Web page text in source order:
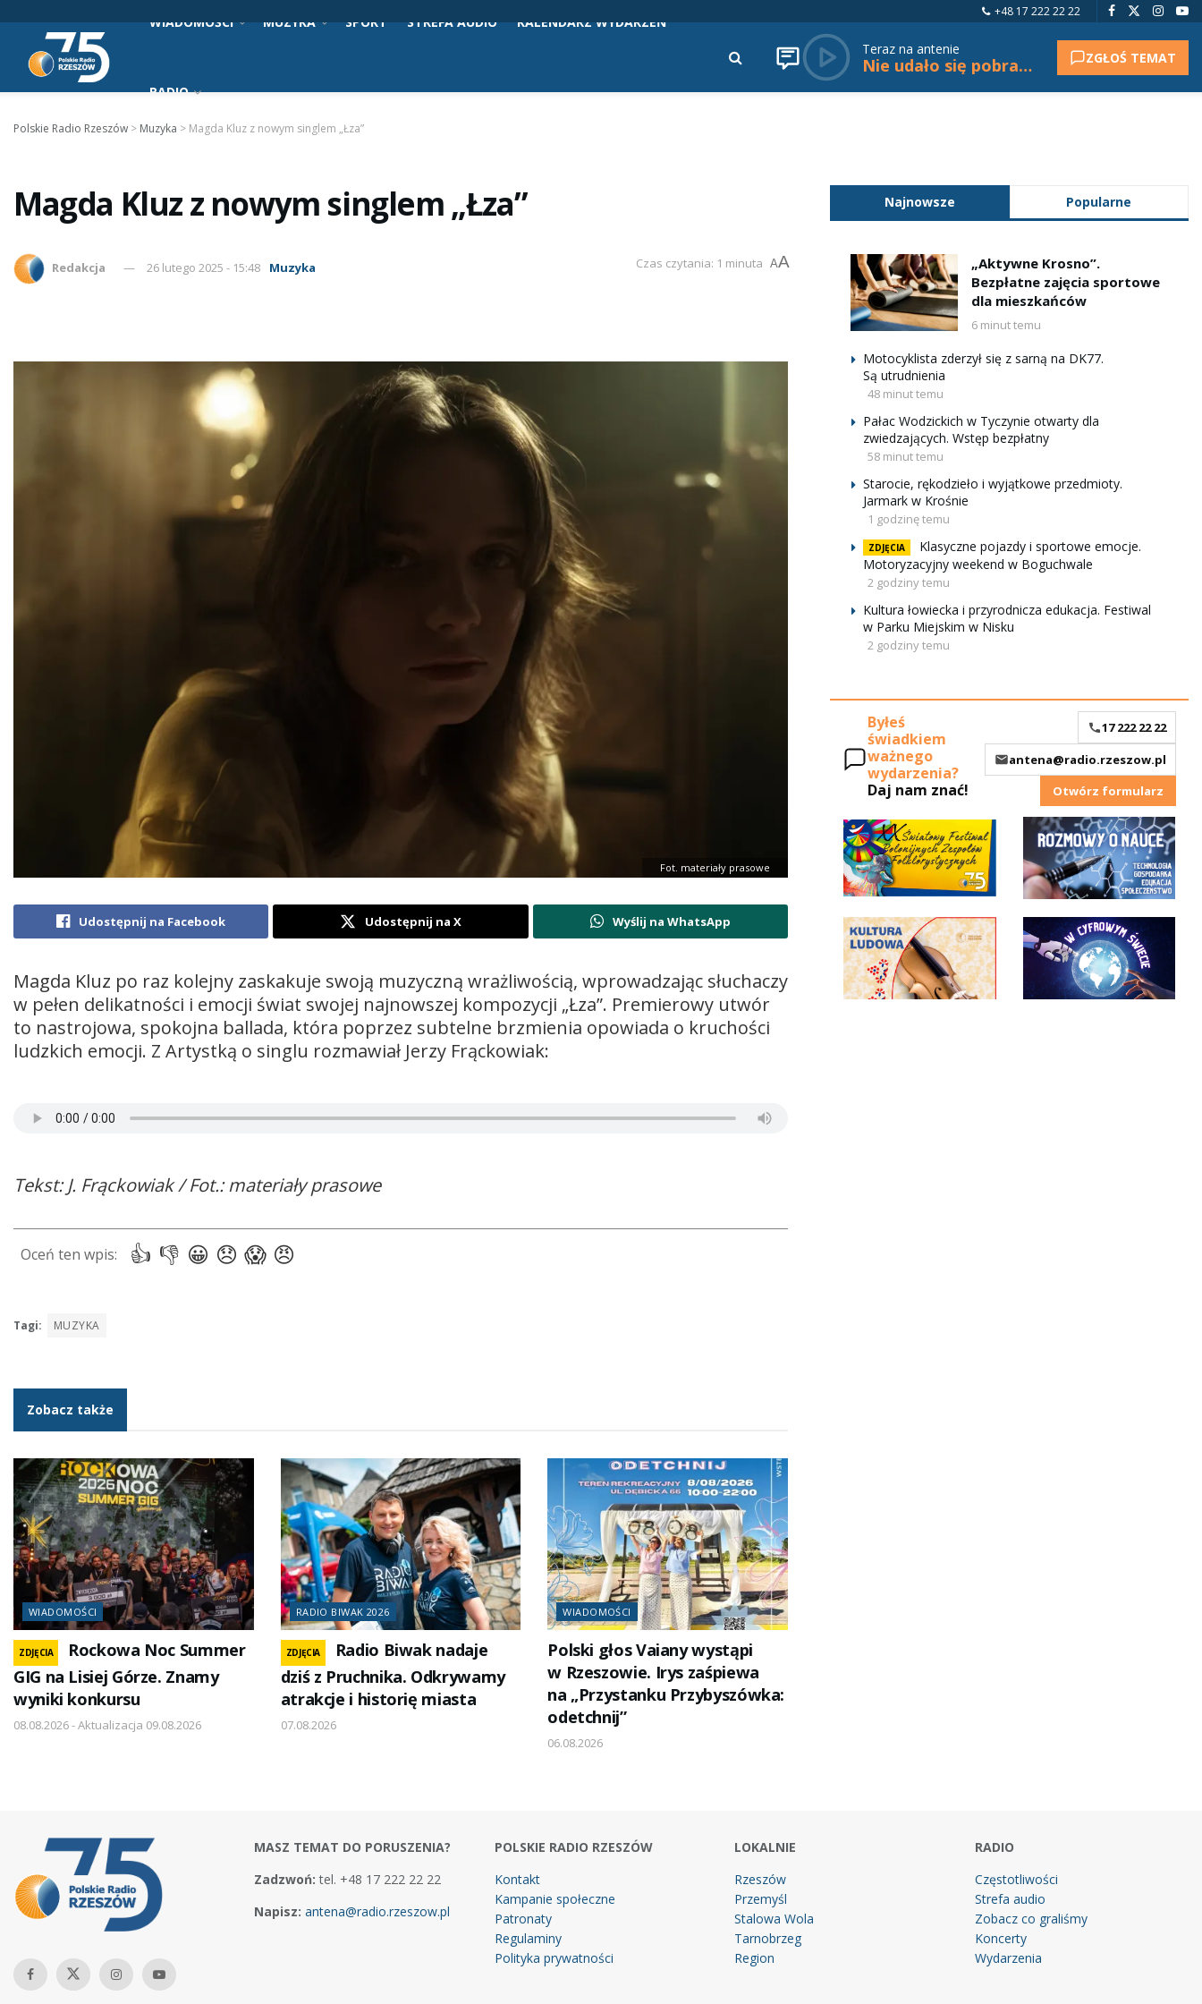
+48 17 222 22 22
WIADOMOŚCI MUZYKA SPORT STREFA AUDIO KALENDARZ WYDARZEŃ
RADIO
Teraz na antenie
Nie udało się pobrać tytułu. ZGŁOŚ TEMAT
Polskie Radio Rzeszów > Muzyka > Magda Kluz z nowym singlem „Łza”
Magda Kluz z nowym singlem „Łza”
Redakcja 26 lutego 2025 - 15:48 Muzyka Czas czytania: 1 minuta AA
Fot. materiały prasowe
Udostępnij na Facebook Udostępnij na X Wyślij na WhatsApp
Magda Kluz po raz kolejny zaskakuje swoją muzyczną wrażliwością, wprowadzając słuchaczy
w pełen delikatności i emocji świat swojej najnowszej kompozycji „Łza”. Premierowy utwór
to nastrojowa, spokojna ballada, która poprzez subtelne brzmienia opowiada o kruchości
ludzkich emocji. Z Artystką o singlu rozmawiał Jerzy Frąckowiak:
Tekst: J. Frąckowiak / Fot.: materiały prasowe
Tagi: MUZYKA
Zobacz także
WIADOMOŚCI
ZDJĘCIA
Rockowa Noc Summer
GIG na Lisiej Górze. Znamy
wyniki konkursu
08.08.2026 - Aktualizacja 09.08.2026
RADIO BIWAK 2026
ZDJĘCIA
Radio Biwak nadaje
dziś z Pruchnika. Odkrywamy
atrakcje i historię miasta
07.08.2026
WIADOMOŚCI
Polski głos Vaiany wystąpi
w Rzeszowie. Irys zaśpiewa
na „Przystanku Przybyszówka:
odetchnij”
06.08.2026
Najnowsze Popularne
„Aktywne Krosno”.
Bezpłatne zajęcia sportowe
dla mieszkańców
6 minut temu
Motocyklista zderzył się z sarną na DK77.
Są utrudnienia
48 minut temu
Pałac Wodzickich w Tyczynie otwarty dla
zwiedzających. Wstęp bezpłatny
58 minut temu
Starocie, rękodzieło i wyjątkowe przedmioty.
Jarmark w Krośnie
1 godzinę temu
ZDJĘCIA
Klasyczne pojazdy i sportowe emocje.
Motoryzacyjny weekend w Boguchwale
2 godziny temu
Kultura łowiecka i przyrodnicza edukacja. Festiwal
w Parku Miejskim w Nisku
2 godziny temu
Byłeś
świadkiem
ważnego
wydarzenia?
Daj nam znać!
17 222 22 22
antena@radio.rzeszow.pl
Otwórz formularz
MASZ TEMAT DO PORUSZENIA?
Zadzwoń: tel. +48 17 222 22 22
Napisz: antena@radio.rzeszow.pl
POLSKIE RADIO RZESZÓW
Kontakt
Kampanie społeczne
Patronaty
Regulaminy
Polityka prywatności
LOKALNIE
Rzeszów
Przemyśl
Stalowa Wola
Tarnobrzeg
Region
RADIO
Częstotliwości
Strefa audio
Zobacz co graliśmy
Koncerty
Wydarzenia